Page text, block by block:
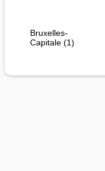
Bruxelles-
Capitale (1)